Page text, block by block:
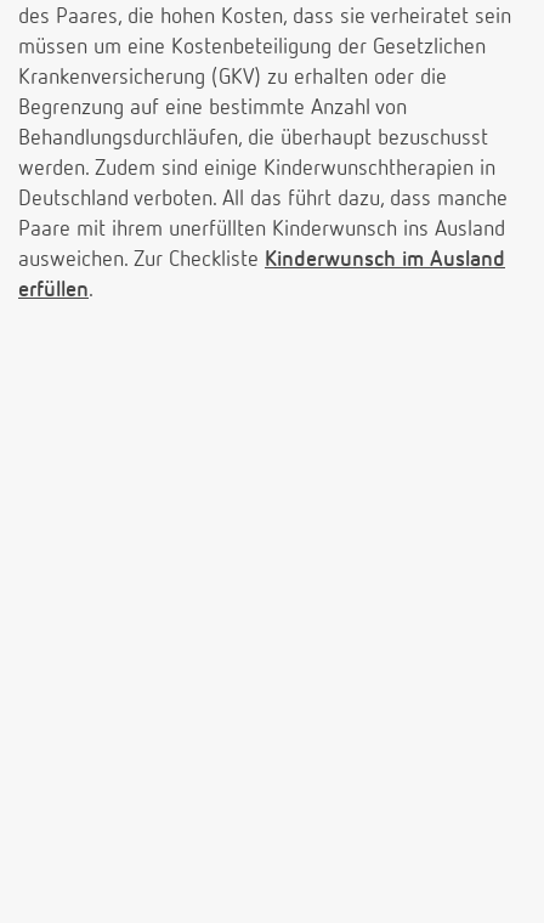
des Paares, die hohen Kosten, dass sie verheiratet sein
müssen um eine Kostenbeteiligung der Gesetzlichen
Krankenversicherung (GKV) zu erhalten oder die
Begrenzung auf eine bestimmte Anzahl von
Behandlungsdurchläufen, die überhaupt bezuschusst
werden. Zudem sind einige Kinderwunschtherapien in
Deutschland verboten. All das führt dazu, dass manche
Paare mit ihrem unerfüllten Kinderwunsch ins Ausland
ausweichen. Zur Checkliste Kinderwunsch im Ausland
erfüllen.